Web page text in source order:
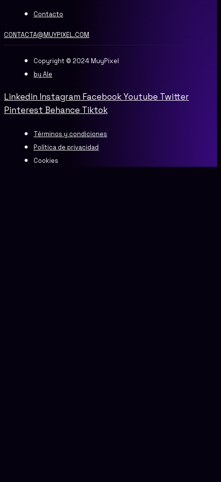
Contacto
CONTACTA@MUYPIXEL.COM
Copyright © 2024 MuyPixel
by Ale
Linkedin Instagram FacebookYoutube Twitter
Pinterest Behance Tiktok
Términos y condiciones
Política de privacidad
Cookies